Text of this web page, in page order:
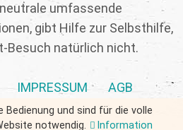
umfassende
gibt Hilfe zur Selbsthilfe,
Besuch natürlich nicht.
IMPRESSUM AGB
Bedienung und sind für die volle
notwendig.
Information